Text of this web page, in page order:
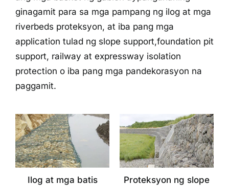
ginagamit para sa mga pampang ng ilog at mga
riverbeds proteksyon, at iba pang mga
application tulad ng slope support,foundation pit
support, railway at expressway isolation
protection o iba pang mga pandekorasyon na
paggamit.
Ilog at mga batis Proteksyon ng slope